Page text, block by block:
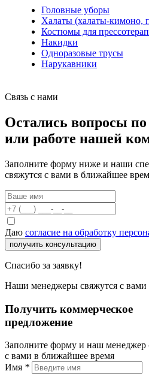
Головные уборы
Халаты (халаты-кимоно,
Костюмы для
Накидки
Одноразовые трусы
Нарукавники
Связь с нами
Остались вопросы по
или работе нашей
Заполните форму ниже и наши
свяжутся с вами в ближайшее
Даю согласие на обработку
получить консультацию
Спасибо за заявку!
Наши менеджеры свяжутся с
Получить коммерческое
предложение
Заполните форму и наш менеджер
с вами в ближайшее время
Имя *